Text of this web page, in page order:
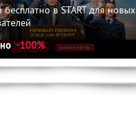
в START для новых
-100%